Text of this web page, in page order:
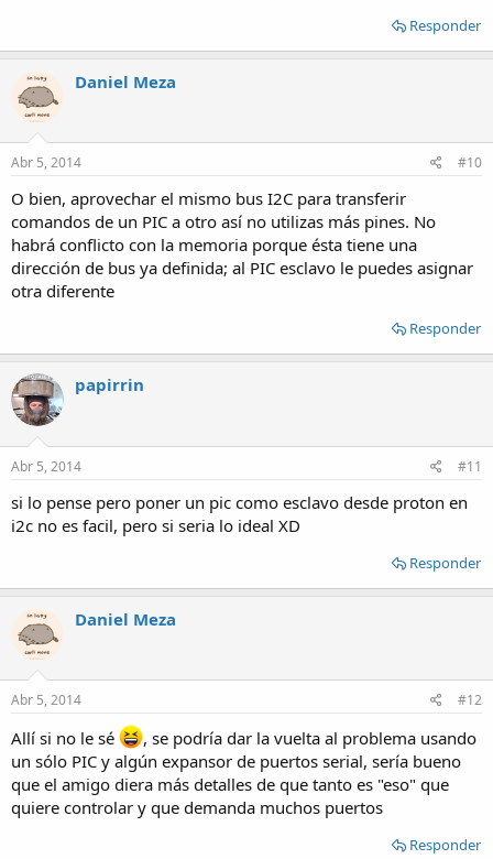
Responder
Daniel Meza
Abr 5, 2014 #10
O bien, aprovechar el mismo bus I2C para transferir
comandos de un PIC a otro así no utilizas más pines. No
habrá conflicto con la memoria porque ésta tiene una
dirección de bus ya definida; al PIC esclavo le puedes asignar
otra diferente
Responder
papirrin
Abr 5, 2014 #11
si lo pense pero poner un pic como esclavo desde proton en
i2c no es facil, pero si seria lo ideal XD
Responder
Daniel Meza
Abr 5, 2014 #12
Allí si no le sé
, se podría dar la vuelta al problema usando
un sólo PIC y algún expansor de puertos serial, sería bueno
que el amigo diera más detalles de que tanto es "eso" que
quiere controlar y que demanda muchos puertos
Responder